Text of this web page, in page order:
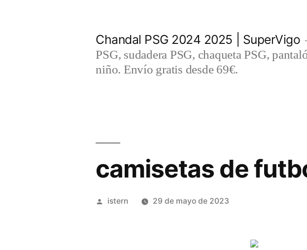
Chandal PSG 2024 2025 | SuperVigo
PSG, sudadera PSG, chaqueta PSG,
niño. Envío gratis desde 69€.
camisetas de
Publicado
istern 29 de mayo de 2023